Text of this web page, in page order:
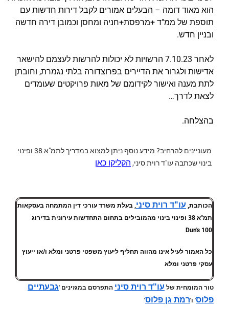
הוא מאוד דומה – הבעלים אמורים לקבל דירות חדשות עם
תוספת של ממ"ד +מרפסת+חניה ומחסן וכמובן דירה חדשה
ובניין חדש.
לאחר 7.10.23 הרשויות לא יכולות להרשות לעצמם להישאר
אדישות ולגרור את הדיירים בפרוצדורה בלתי נגמרת, וחובתן
לתת מענה ואישור לקידומם של מאות פרויקטים שעומדים
לצאת לדרך…
בהצלחה.
מעוניינים להרחיב?
מידע נוסף ניתן למצוא במדריך לתמ"א 38 ופינוי
בינוי שכתבה עו"ד רוית סיני, הקליקו כאן
הכותבת, עו"ד רוית סיני, בעלת משרד עורכי דין המתמחה בעסקאות
תמ"א 38 ופינוי בינוי מהמובילים בתחום התחדשות עירונית בדירוג
Dun's 100
כל האמור לעיל אינו מהווה תחליף ליעוץ משפטי פרטני ומלא ו/או ייעוץ
עסקי פרטני ומלא
טור המומחית של עו"ד רוית סיני התפרסם במגזינים 'גבעתיים
פלוס' ו'רמת גן פלוס'